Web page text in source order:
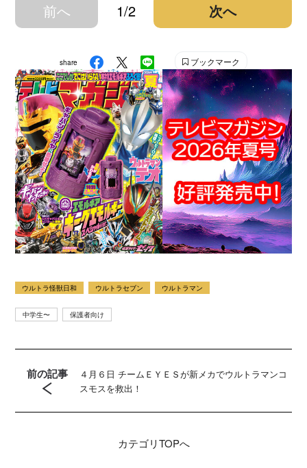
前へ 1/2 次へ
share ブックマーク
ウルトラ怪獣日和 ウルトラセブン ウルトラマン
中学生〜 保護者向け
前の記事
４月６日 チームＥＹＥＳが新メカでウルトラマンコ
スモスを救出！
カテゴリTOPへ